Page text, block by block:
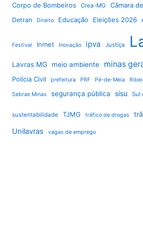
Corpo de Bombeiros
Crea-MG Câmara
Detran Direito Educação Eleições 2026
Festival Inmet Inovação ipva Justiça
Lavras MG meio ambiente minas
Polícia Civil
prefeitura PRF Pé-de-Meia
Sebrae Minas segurança pública sisu Sul
sustentabilidade TJMG tráfico de drogas
Unilavras vagas de emprego